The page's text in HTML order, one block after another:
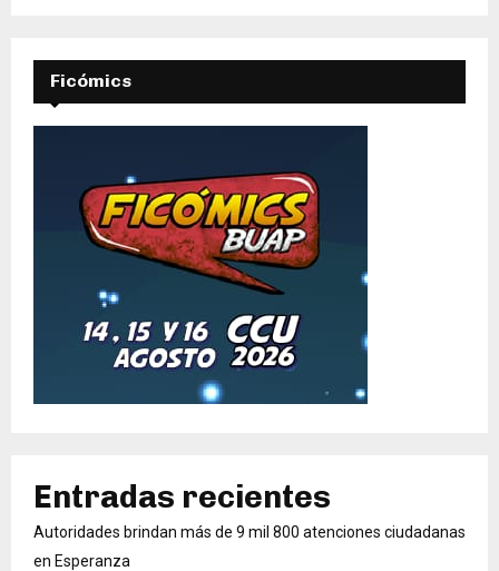
Ficómics
Entradas recientes
Autoridades brindan más de 9 mil 800 atenciones ciudadanas
en Esperanza